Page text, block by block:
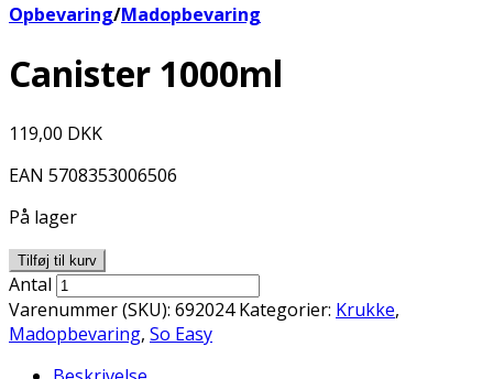
Opbevaring/Madopbevaring
Canister 1000ml
119,00 DKK
EAN 5708353006506
På lager
Tilføj til kurv
Antal
Varenummer (SKU): 692024 Kategorier: Krukke,
Madopbevaring, So Easy